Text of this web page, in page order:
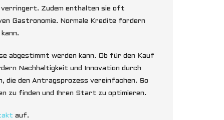
verringert. Zudem enthalten sie oft
Gastronomie. Normale Kredite fordern
abgestimmt werden kann. Ob für den Kauf
Nachhaltigkeit und Innovation durch
die den Antragsprozess vereinfachen. So
zu finden und Ihren Start zu optimieren.
auf.